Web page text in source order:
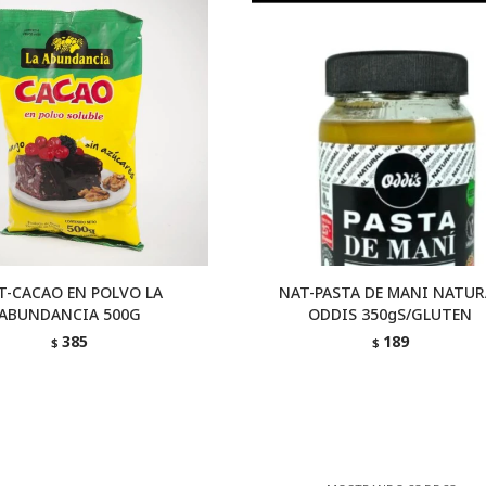
CACAO EN POLVO LA
500G
$ 385
NAT-PASTA DE MANI
ODDIS 350gS/GLUTEN
$ 189